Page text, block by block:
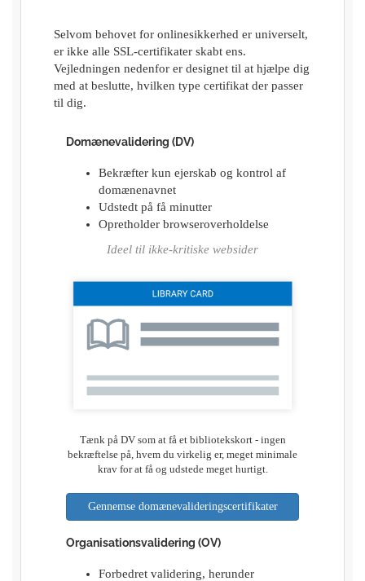
Selvom behovet for onlinesikkerhed er universelt,
er ikke alle SSL-certifikater skabt ens.
Vejledningen nedenfor er designet til at hjælpe dig
med at beslutte, hvilken type certifikat der passer
til dig.
Domænevalidering (DV)
Bekræfter kun ejerskab og kontrol af
domænenavnet
Udstedt på få minutter
Opretholder browseroverholdelse
Ideel til ikke-kritiske websider
Tænk på DV som at få et bibliotekskort - ingen
bekræftelse på, hvem du virkelig er, meget minimale
krav for at få og udstede meget hurtigt.
Gennemse domænevalideringscertifikater
Organisationsvalidering (OV)
Forbedret validering, herunder